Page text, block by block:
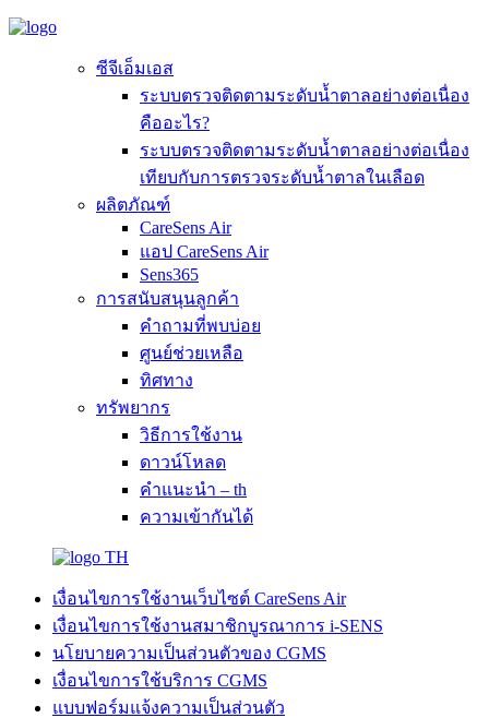
ซีจีเอ็มเอส
ระบบตรวจติดตามระดับน้ำตาลอย่างต่อเนื่อง
คืออะไร?
ระบบตรวจติดตามระดับน้ำตาลอย่างต่อเนื่อง
เทียบกับการตรวจระดับน้ำตาลในเลือด
ผลิตภัณฑ์
CareSens Air
แอป CareSens Air
Sens365
การสนับสนุนลูกค้า
คำถามที่พบบ่อย
ศูนย์ช่วยเหลือ
ทิศทาง
ทรัพยากร
วิธีการใช้งาน
ดาวน์โหลด
คำแนะนำ – th
ความเข้ากันได้
TH
เงื่อนไขการใช้งานเว็บไซต์ CareSens Air
เงื่อนไขการใช้งานสมาชิกบูรณาการ i-SENS
นโยบายความเป็นส่วนตัวของ CGMS
เงื่อนไขการใช้บริการ CGMS
แบบฟอร์มแจ้งความเป็นส่วนตัว